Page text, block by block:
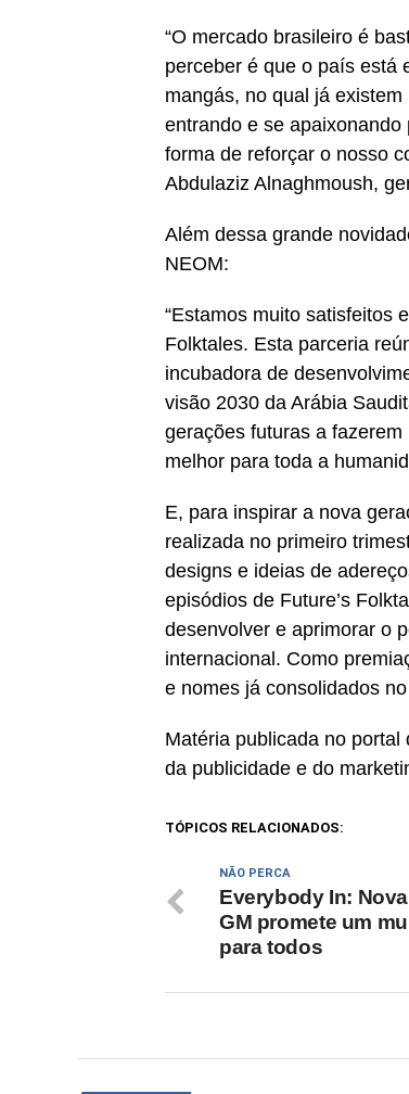
“O mercado brasileiro é
perceber é que o país está
mangás, no qual já
entrando e se
forma de reforçar o nosso
Abdulaziz Alnaghmoush,
Além dessa grande
NEOM:
“Estamos muito satisfeitos
Folktales. Esta parceria
incubadora de
visão 2030 da Arábia
gerações futuras a
melhor para toda a
E, para inspirar a nova
realizada no primeiro
designs e ideias de
episódios de Future’s
desenvolver e aprimorar o
internacional. Como
e nomes já consolidados
Matéria publicada no
da publicidade e do
TÓPICOS RELACIONADOS:
NÃO PERCA
Everybody In:
GM promete um
para todos